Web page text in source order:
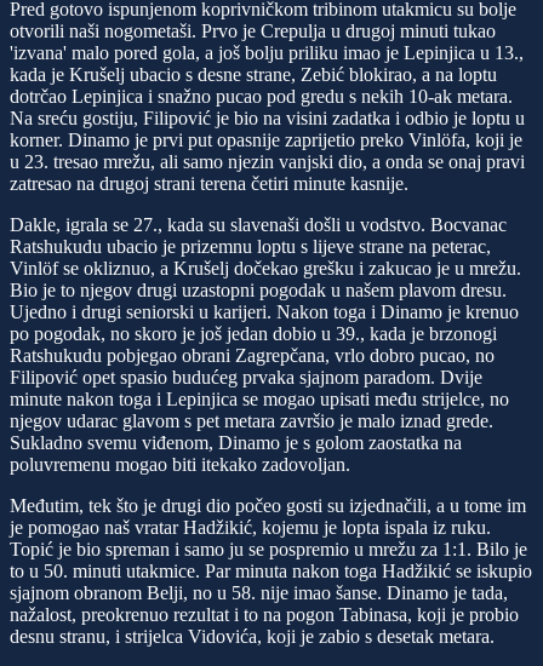
Pred gotovo ispunjenom koprivničkom tribinom utakmicu su bolje
otvorili naši nogometaši. Prvo je Crepulja u drugoj minuti tukao
'izvana' malo pored gola, a još bolju priliku imao je Lepinjica u 13.,
kada je Krušelj ubacio s desne strane, Zebić blokirao, a na loptu
dotrčao Lepinjica i snažno pucao pod gredu s nekih 10-ak metara.
Na sreću gostiju, Filipović je bio na visini zadatka i odbio je loptu u
korner. Dinamo je prvi put opasnije zaprijetio preko Vinlöfa, koji je
u 23. tresao mrežu, ali samo njezin vanjski dio, a onda se onaj pravi
zatresao na drugoj strani terena četiri minute kasnije.
Dakle, igrala se 27., kada su slavenaši došli u vodstvo. Bocvanac
Ratshukudu ubacio je prizemnu loptu s lijeve strane na peterac,
Vinlöf se okliznuo, a Krušelj dočekao grešku i zakucao je u mrežu.
Bio je to njegov drugi uzastopni pogodak u našem plavom dresu.
Ujedno i drugi seniorski u karijeri. Nakon toga i Dinamo je krenuo
po pogodak, no skoro je još jedan dobio u 39., kada je brzonogi
Ratshukudu pobjegao obrani Zagrepčana, vrlo dobro pucao, no
Filipović opet spasio budućeg prvaka sjajnom paradom. Dvije
minute nakon toga i Lepinjica se mogao upisati među strijelce, no
njegov udarac glavom s pet metara završio je malo iznad grede.
Sukladno svemu viđenom, Dinamo je s golom zaostatka na
poluvremenu mogao biti itekako zadovoljan.
Međutim, tek što je drugi dio počeo gosti su izjednačili, a u tome im
je pomogao naš vratar Hadžikić, kojemu je lopta ispala iz ruku.
Topić je bio spreman i samo ju se pospremio u mrežu za 1:1. Bilo je
to u 50. minuti utakmice. Par minuta nakon toga Hadžikić se iskupio
sjajnom obranom Belji, no u 58. nije imao šanse. Dinamo je tada,
nažalost, preokrenuo rezultat i to na pogon Tabinasa, koji je probio
desnu stranu, i strijelca Vidovića, koji je zabio s desetak metara.